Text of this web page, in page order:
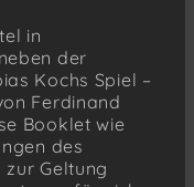
in
der
Kochs Spiel –
Ferdinand
Booklet wie
des
Geltung